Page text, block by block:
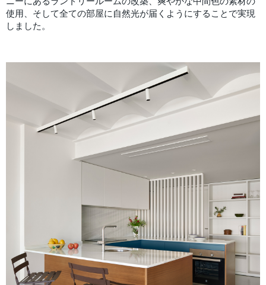
使用、そして全ての部屋に自然光が届くようにすることで実現
しました。